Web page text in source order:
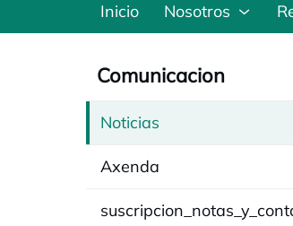
Inicio Nosotros
Comunicacion
Noticias
Axenda